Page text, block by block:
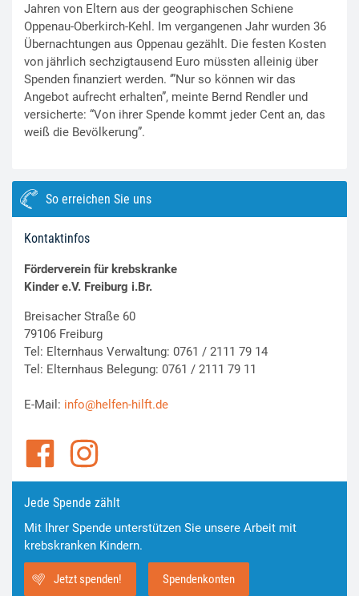
Jahren von Eltern aus der geographischen Schiene
Oppenau-Oberkirch-Kehl. Im vergangenen Jahr wurden 36
Übernachtungen aus Oppenau gezählt. Die festen Kosten
von jährlich sechzigtausend Euro müssten alleinig über
Spenden finanziert werden. ‘”Nur so können wir das
Angebot aufrecht erhalten”, meinte Bernd Rendler und
versicherte: “Von ihrer Spende kommt jeder Cent an, das
weiß die Bevölkerung”.
So erreichen Sie uns
Kontaktinfos
Förderverein für krebskranke
Kinder e.V. Freiburg i.Br.
Breisacher Straße 60
79106 Freiburg
Tel: Elternhaus Verwaltung: 0761 / 2111 79 14
Tel: Elternhaus Belegung: 0761 / 2111 79 11
E-Mail: info@helfen-hilft.de
Jede Spende zählt
Mit Ihrer Spende unterstützen Sie unsere Arbeit mit
krebskranken Kindern.
Jetzt spenden! Spendenkonten